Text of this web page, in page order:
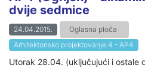
dvije sedmice
24.04.2015.
Oglasna ploča
Arhitektonsko projektovanje 4 - AP4
Utorak 28.04. (uključujući i ostale